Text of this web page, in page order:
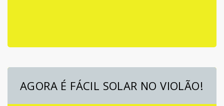
AGORA É FÁCIL SOLAR NO VIOLÃO!